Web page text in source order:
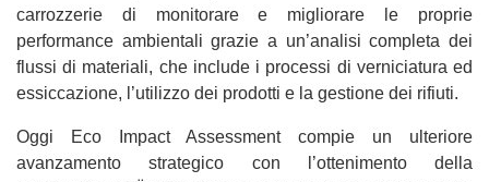
carrozzerie di monitorare e migliorare le proprie
performance ambientali grazie a un’analisi completa dei
flussi di materiali, che include i processi di verniciatura ed
essiccazione, l’utilizzo dei prodotti e la gestione dei rifiuti.
Oggi Eco Impact Assessment compie un ulteriore
avanzamento strategico con l’ottenimento della